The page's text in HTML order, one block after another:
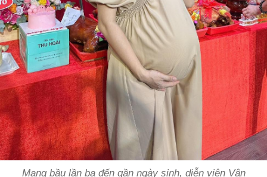
Mang bầu lần ba đến gần ngày sinh, diễn viên Vân